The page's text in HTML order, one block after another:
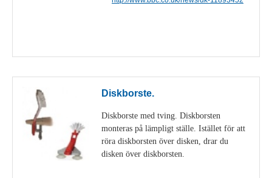
Diskborste.
Diskborste med tving. Diskborsten
monteras på lämpligt ställe. Istället för att
röra diskborsten över disken, drar du
disken över diskborsten.